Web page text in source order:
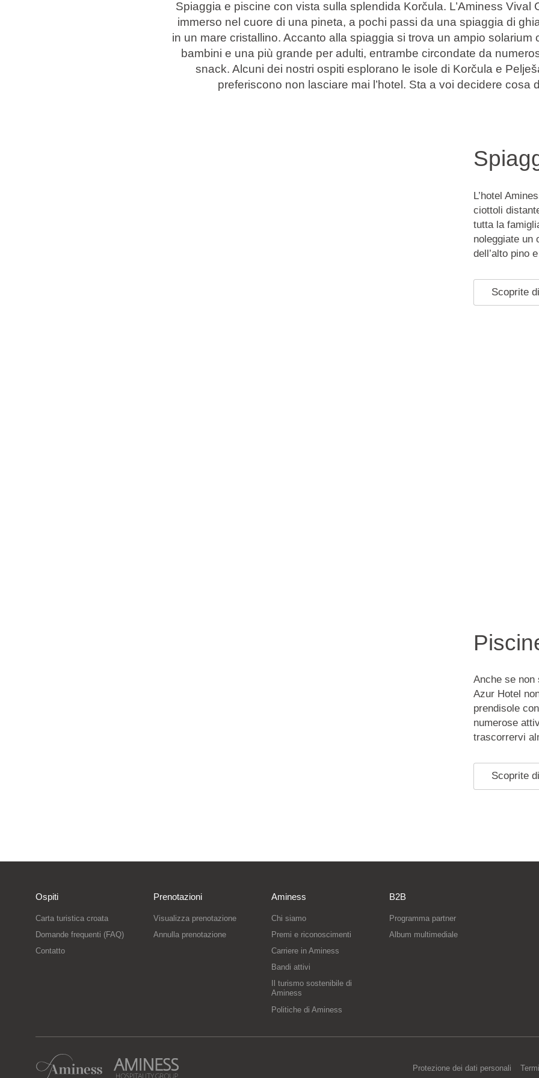
Spiaggia e piscine con vista sulla splendida Korčula. L’Aminess Vival
immerso nel cuore di una pineta, a pochi passi da una spiaggia di
in un mare cristallino. Accanto alla spiaggia si trova un ampio solarium
bambini e una più grande per adulti, entrambe circondate da
snack. Alcuni dei nostri ospiti esplorano le isole di Korčula e
preferiscono non lasciare mai l’hotel. Sta a voi decidere cosa
L’hotel
ciottoli
tutta la
noleggiate un
dell’alto pino
Scoprite
Anche se non
Azur Hotel
prendisole
numerose
trascorrervi
Scoprite
Ospiti
Carta turistica croata
Domande frequenti (FAQ)
Contatto
Prenotazioni
Visualizza prenotazione
Annulla prenotazione
Aminess
Chi siamo
Premi e riconoscimenti
Carriere in Aminess
Bandi attivi
Il turismo sostenibile di
Aminess
Politiche di Aminess
B2B
Programma partner
Album multimediale
Protezione dei dati personali